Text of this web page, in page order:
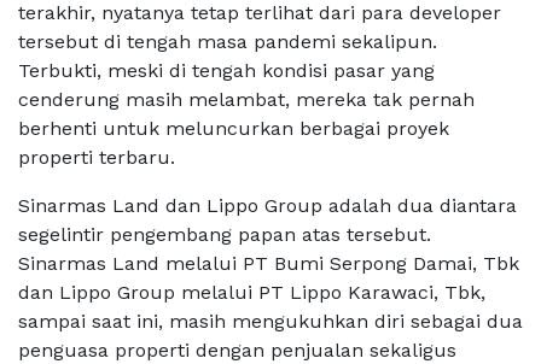
terakhir, nyatanya tetap terlihat dari para developer
tersebut di tengah masa pandemi sekalipun.
Terbukti, meski di tengah kondisi pasar yang
cenderung masih melambat, mereka tak pernah
berhenti untuk meluncurkan berbagai proyek
properti terbaru.
Sinarmas Land dan Lippo Group adalah dua diantara
segelintir pengembang papan atas tersebut.
Sinarmas Land melalui PT Bumi Serpong Damai, Tbk
dan Lippo Group melalui PT Lippo Karawaci, Tbk,
sampai saat ini, masih mengukuhkan diri sebagai dua
penguasa properti dengan penjualan sekaligus